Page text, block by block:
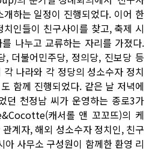
하는 일정이 진행되었다. 이어 한
인들이 친구사이를 찾고, 축제 시
나누고 교류하는 자리를 가졌다.
, 더불어민주당, 정의당, 진보당 등
나라와 각 정당의 성소수자 정치
함께 진행되었다. 같은 날 저녁에
던 천정남 씨가 운영하는 종로3가
캐서롤 앤 꼬꼬뜨)의 케
계자, 해외 성소수자 정치인, 친구
사무소 구성원이 함께한 환영 리